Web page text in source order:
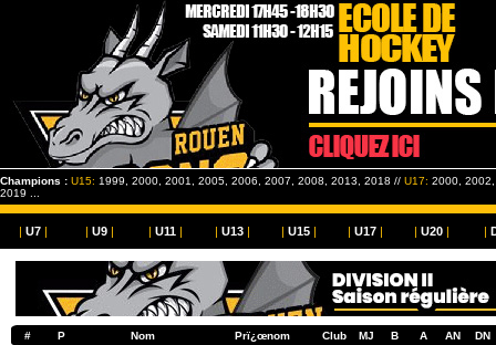
Champions : U15: 1999, 2000, 2001, 2005, 2006, 2007, 2008, 2013, 2018 // U17: 2000,
2019 ...
| U7 | | U9 | |U11 | | U13 | | U15 | | U17 | | U20 | |
# P Nom Prï¿œnom Club MJ B A AN DN